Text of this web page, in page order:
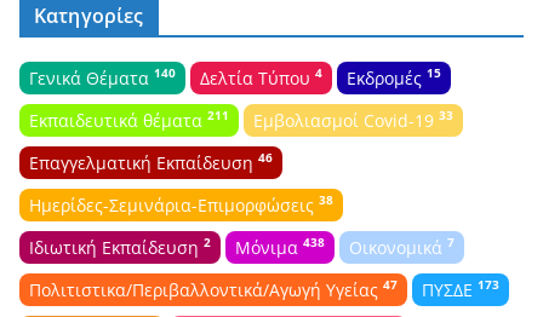
Κατηγορίες
Γενικά Θέματα 140 Δελτία Τύπου 4 Εκδρομές 15
Εκπαιδευτικά θέματα 211 Εμβολιασμοί Covid-19 33
Επαγγελματική Εκπαίδευση 46
Ημερίδες-Σεμινάρια-Επιμορφώσεις 38
Ιδιωτική Εκπαίδευση 2 Μόνιμα 438 Οικονομικά 7
Πολιτιστικα/Περιβαλλοντικά/Αγωγή Υγείας 47 ΠΥΣΔΕ 173